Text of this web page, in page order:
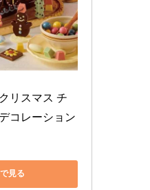
リスマス チ
コレーション
見る